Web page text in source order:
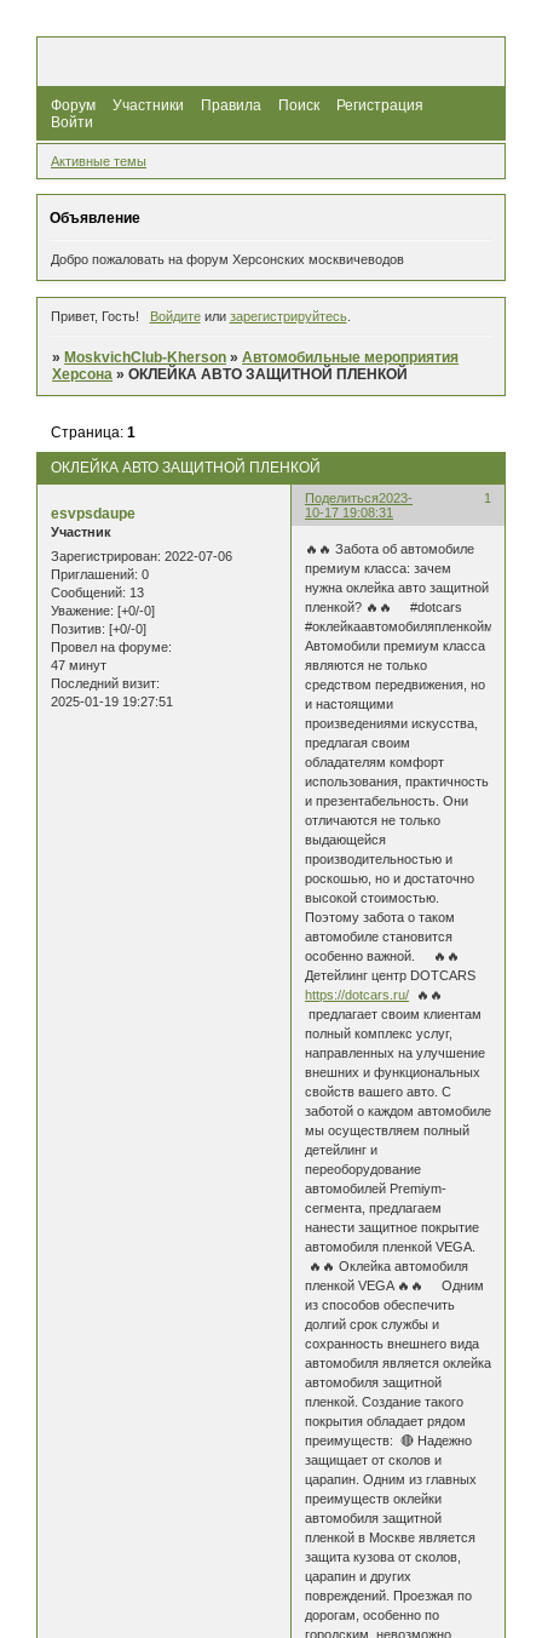
Форум Участники Правила Поиск
Регистрация
Войти
Активные темы
Объявление
Добро пожаловать на форум Херсонских москвичеводов
Привет, Гость! Войдитеили зарегистрируйтесь.
» MoskvichClub-Kherson »Автомобильные мероприятия
Херсона »ОКЛЕЙКА АВТО ЗАЩИТНОЙ ПЛЕНКОЙ
ОКЛЕЙКА АВТО ЗАЩИТНОЙ ПЛЕНКОЙ
Страница:1
Поделиться 1
2023-
10-17 19:08:31
esvpsdaupe
Участник
Зарегистрирован: 2022-07-06
Приглашений: 0
Сообщений: 13
Уважение: [+0/-0]
Позитив: [+0/-0]
Провел на форуме:
47 минут
Последний визит:
2025-01-19 19:27:51
🔥🔥 Забота об автомобиле
премиум класса: зачем
нужна оклейка авто защитной
пленкой? 🔥🔥 #dotcars
#оклейкаавтомобиляпленкоймосква
Автомобили премиум класса
являются не только
средством передвижения, но
и настоящими
произведениями искусства,
предлагая своим
обладателям комфорт
использования, практичность
и презентабельность. Они
отличаются не только
выдающейся
производительностью и
роскошью, но и достаточно
высокой стоимостью.
Поэтому забота о таком
автомобиле становится
особенно важной. 🔥🔥
Детейлинг центр DOTCARS
https://dotcars.ru/ 🔥🔥
предлагает своим клиентам
полный комплекс услуг,
направленных на улучшение
внешних и функциональных
свойств вашего авто. С
заботой о каждом автомобиле
мы осуществляем полный
детейлинг и
переоборудование
автомобилей Premiym-
сегмента, предлагаем
нанести защитное покрытие
автомобиля пленкой VEGA.
🔥🔥 Оклейка автомобиля
пленкой VEGA 🔥🔥 Одним
из способов обеспечить
долгий срок службы и
сохранность внешнего вида
автомобиля является оклейка
автомобиля защитной
пленкой. Создание такого
покрытия обладает рядом
преимуществ: 🔴 Надежно
защищает от сколов и
царапин. Одним из главных
преимуществ оклейки
автомобиля защитной
пленкой в Москве является
защита кузова от сколов,
царапин и других
повреждений. Проезжая по
дорогам, особенно по
городским, невозможно